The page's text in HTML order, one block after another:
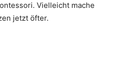
Vielleicht mache
jetzt öfter.